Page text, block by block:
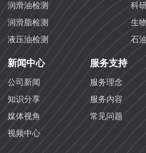
润滑油检测
润滑脂检测
液压油检测
防冻液检测
防锈油检测
齿轮油检测
导热油检测
生物医药检测
国六汽油检测
科
生
石
化
航
海
生
新闻中心
公司新闻
知识分享
媒体视角
视频中心
服务支持
服务理念
服务内容
常见问题